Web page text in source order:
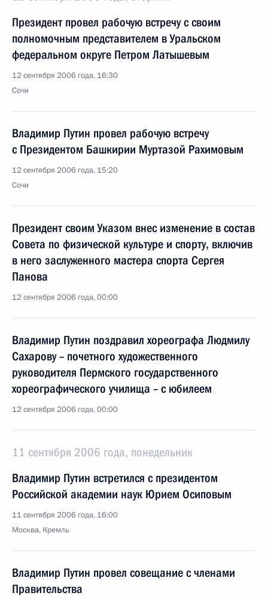
Президент провел рабочую встречу с своим
полномочным представителем в Уральском
федеральном округе Петром Латышевым
12 сентября 2006 года, 16:30
Сочи
Владимир Путин провел рабочую встречу
с Президентом Башкирии Муртазой Рахимовым
12 сентября 2006 года, 15:20
Сочи
Президент своим Указом внес изменение в состав
Совета по физической культуре и спорту, включив
в него заслуженного мастера спорта Сергея
Панова
12 сентября 2006 года, 00:00
Владимир Путин поздравил хореографа Людмилу
Сахарову – почетного художественного
руководителя Пермского государственного
хореографического училища – с юбилеем
12 сентября 2006 года, 00:00
11 сентября 2006 года, понедельник
Владимир Путин встретился с президентом
Российской академии наук Юрием Осиповым
11 сентября 2006 года, 16:00
Москва, Кремль
Владимир Путин провел совещание с членами
Правительства